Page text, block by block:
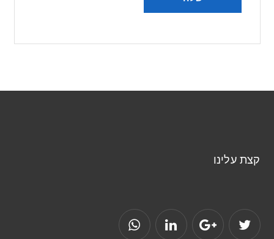
קצת עלינו